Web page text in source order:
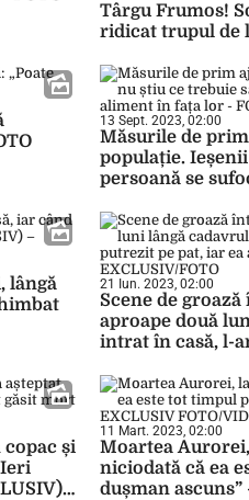
Târgu Frumos!
ridicat trupul de
13 Sept. 2023, 02:00
Măsurile de
populație.
persoană se
lângă
21 Iun. 2023, 02:00
Scene de
aproape două
intrat în casă, l-
copac și
Ieri
–
11 Mart. 2023, 02:00
Moartea
niciodată că ea
dușman ascuns”